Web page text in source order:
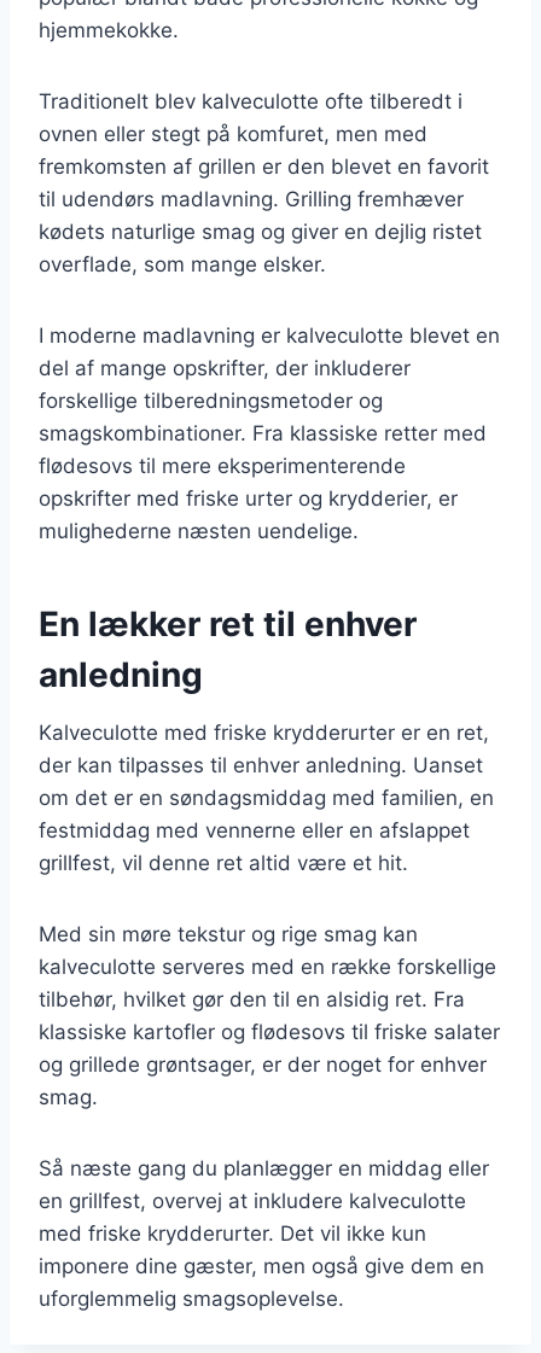
hjemmekokke.
Traditionelt blev kalveculotte ofte tilberedt i
ovnen eller stegt på komfuret, men med
fremkomsten af grillen er den blevet en favorit
til udendørs madlavning. Grilling fremhæver
kødets naturlige smag og giver en dejlig ristet
overflade, som mange elsker.
I moderne madlavning er kalveculotte blevet en
del af mange opskrifter, der inkluderer
forskellige tilberedningsmetoder og
smagskombinationer. Fra klassiske retter med
flødesovs til mere eksperimenterende
opskrifter med friske urter og krydderier, er
mulighederne næsten uendelige.
En lækker ret til enhver
anledning
Kalveculotte med friske krydderurter er en ret,
der kan tilpasses til enhver anledning. Uanset
om det er en søndagsmiddag med familien, en
festmiddag med vennerne eller en afslappet
grillfest, vil denne ret altid være et hit.
Med sin møre tekstur og rige smag kan
kalveculotte serveres med en række forskellige
tilbehør, hvilket gør den til en alsidig ret. Fra
klassiske kartofler og flødesovs til friske salater
og grillede grøntsager, er der noget for enhver
smag.
Så næste gang du planlægger en middag eller
en grillfest, overvej at inkludere kalveculotte
med friske krydderurter. Det vil ikke kun
imponere dine gæster, men også give dem en
uforglemmelig smagsoplevelse.